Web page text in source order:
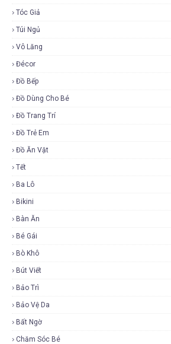
Tóc Giả
Túi Ngủ
Vô Lăng
Đécor
Đồ Bếp
Đồ Dùng Cho Bé
Đồ Trang Trí
Đồ Trẻ Em
Đồ Ăn Vặt
Tết
Ba Lô
Bikini
Bàn Ăn
Bé Gái
Bò Khô
Bút Viết
Bảo Trì
Bảo Vệ Da
Bất Ngờ
Chăm Sóc Bé